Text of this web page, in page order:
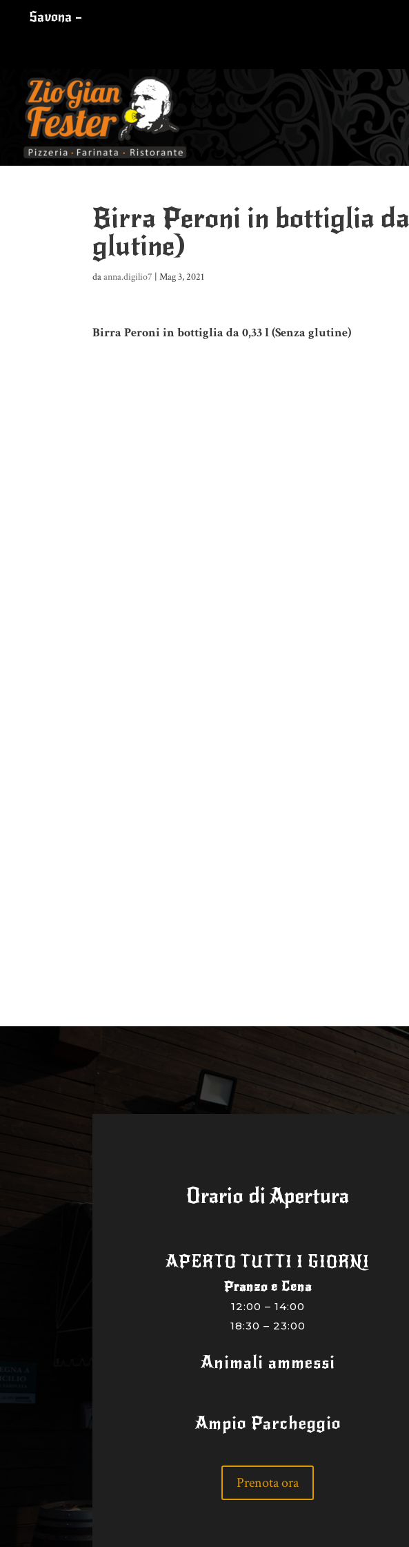
Savona –
Birra Peroni in bottiglia
glutine)
daanna.digilio7 |Mag 3, 2021
Birra Peroni in bottiglia da 0,33 l (Senza glutine)
Orario di Apertura
APERTO TUTTI I GIORNI
Pranzo e Cena
12:00 – 14:00
18:30 – 23:00
Animali ammessi
Ampio Parcheggio
Prenota ora